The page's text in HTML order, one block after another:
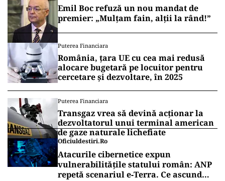
Emil Boc refuză un nou mandat de
premier: „Mulțam fain, alții la rând!”
Puterea Financiara
România, țara UE cu cea mai redusă
alocare bugetară pe locuitor pentru
cercetare și dezvoltare, în 2025
Puterea Financiara
Transgaz vrea să devină acționar la
dezvoltatorul unui terminal american
de gaze naturale lichefiate
Oficiuldestiri.ro
Atacurile cibernetice expun
vulnerabilitățile statului român: ANP
repetă scenariul e‑Terra. Ce ascund